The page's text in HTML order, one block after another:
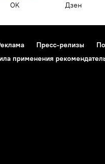
OK Дзен
Пресс-релизы
применения